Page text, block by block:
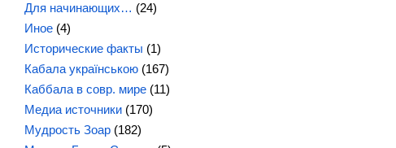
Для начинающих… (24)
Иное (4)
Исторические факты (1)
Кабала українською (167)
Каббала в совр. мире (11)
Медиа источники (170)
Мудрость Зоар (182)